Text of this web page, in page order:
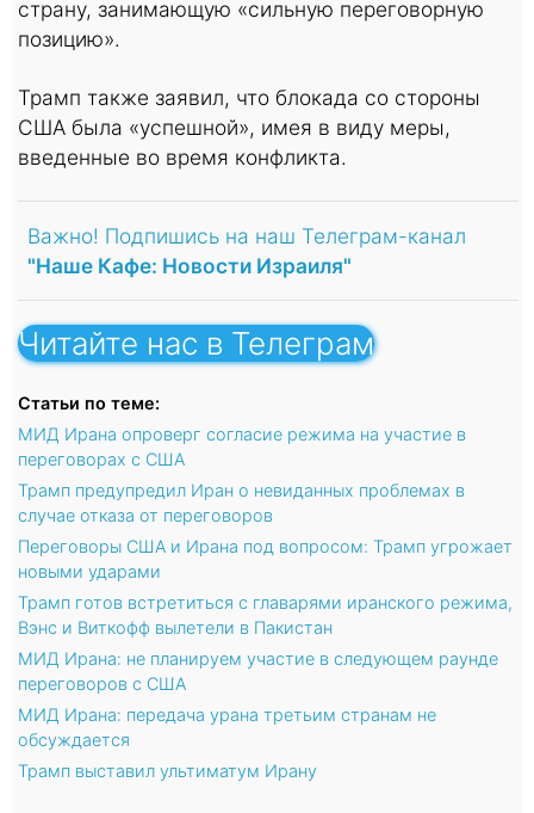
страну, занимающую «сильную переговорную
позицию».
Трамп также заявил, что блокада со стороны
США была «успешной», имея в виду меры,
введенные во время конфликта.
Важно! Подпишись на наш Телеграм-канал
"Наше Кафе: Новости Израиля"
Читайте нас в Телеграм
Статьи по теме:
МИД Ирана опроверг согласие режима на участие в
переговорах с США
Трамп предупредил Иран о невиданных проблемах в
случае отказа от переговоров
Переговоры США и Ирана под вопросом: Трамп угрожает
новыми ударами
Трамп готов встретиться с главарями иранского режима,
Вэнс и Виткофф вылетели в Пакистан
МИД Ирана: не планируем участие в следующем раунде
переговоров с США
МИД Ирана: передача урана третьим странам не
обсуждается
Трамп выставил ультиматум Ирану